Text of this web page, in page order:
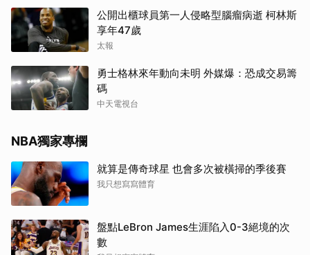
公開出櫃球員第一人侵略型腦瘤病逝 柯林斯
享年47歲
太報
勇士格林來年動向未明 外媒爆：恐成交易籌
碼
中天電視台
NBA獨家專欄
就算是傳奇球星 也會多次被橫掃的季後賽
我只想寫寫體育
盤點LeBron James生涯陷入0-3絕境的次
數